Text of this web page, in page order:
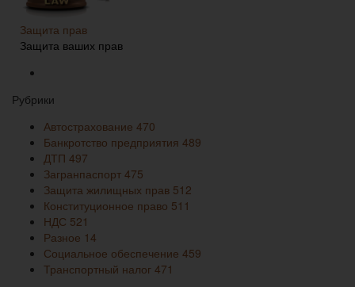
Защита прав
Защита ваших прав
Рубрики
Автострахование 470
Банкротство предприятия 489
ДТП 497
Загранпаспорт 475
Защита жилищных прав 512
Конституционное право 511
НДС 521
Разное 14
Социальное обеспечение 459
Транспортный налог 471